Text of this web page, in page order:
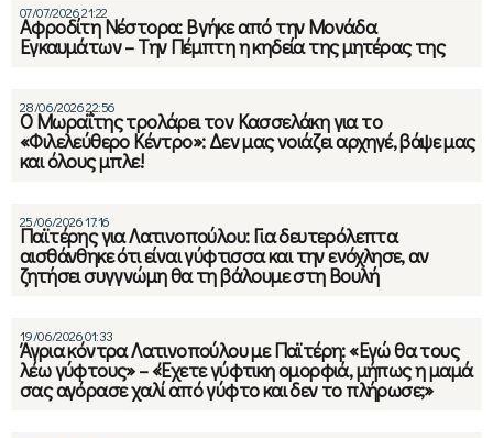
07/07/2026 21:22
Αφροδίτη Νέστορα: Βγήκε από την Μονάδα
Εγκαυμάτων – Την Πέμπτη η κηδεία της μητέρας της
28/06/2026 22:56
Ο Μωραΐτης τρολάρει τον Κασσελάκη για το
«Φιλελεύθερο Κέντρο»: Δεν μας νοιάζει αρχηγέ, βάψε μας
και όλους μπλε!
25/06/2026 17:16
Παϊτέρης για Λατινοπούλου: Για δευτερόλεπτα
αισθάνθηκε ότι είναι γύφτισσα και την ενόχλησε, αν
ζητήσει συγγνώμη θα τη βάλουμε στη Βουλή
19/06/2026 01:33
Άγρια κόντρα Λατινοπούλου με Παϊτέρη: «Εγώ θα τους
λέω γύφτους» – «Έχετε γύφτικη ομορφιά, μήπως η μαμά
σας αγόρασε χαλί από γύφτο και δεν το πλήρωσε;»